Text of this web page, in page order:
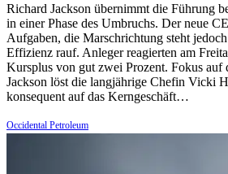
Richard Jackson übernimmt die Führung
in einer Phase des Umbruchs. Der neue
Aufgaben, die Marschrichtung steht
Effizienz rauf. Anleger reagierten am
Kursplus von gut zwei Prozent. Fokus auf
Jackson löst die langjährige Chefin Vicki
konsequent auf das Kerngeschäft…
Occidental Petroleum